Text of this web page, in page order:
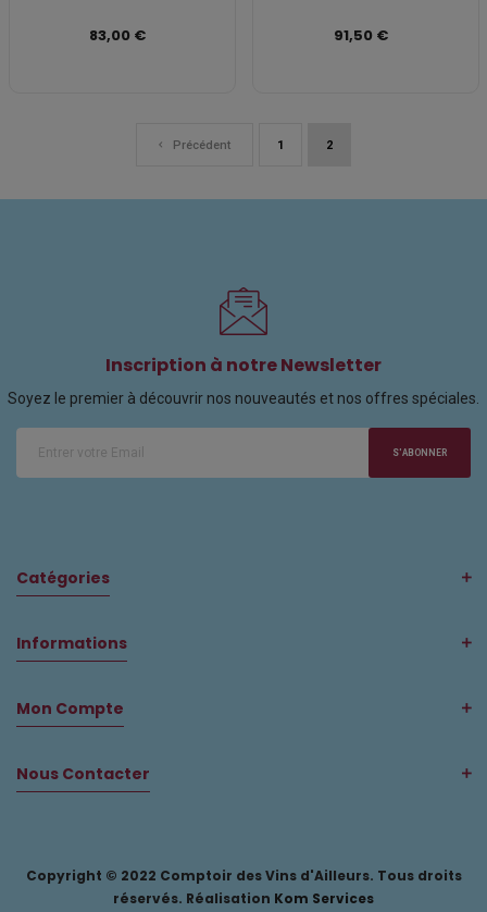
83,00 € 91,50 €
Précédent 1 2
Inscription à notre Newsletter
Soyez le premier à découvrir nos nouveautés et nos offres spéciales.
S'ABONNER
Catégories
Informations
Mon Compte
Nous Contacter
Copyright © 2022 Comptoir des Vins d'Ailleurs. Tous droits
réservés. Réalisation Kom Services